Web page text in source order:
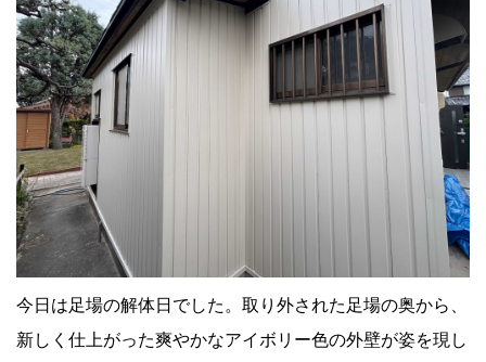
今日は足場の解体日でした。取り外された足場の奥から、
新しく仕上がった爽やかなアイボリー色の外壁が姿を現し